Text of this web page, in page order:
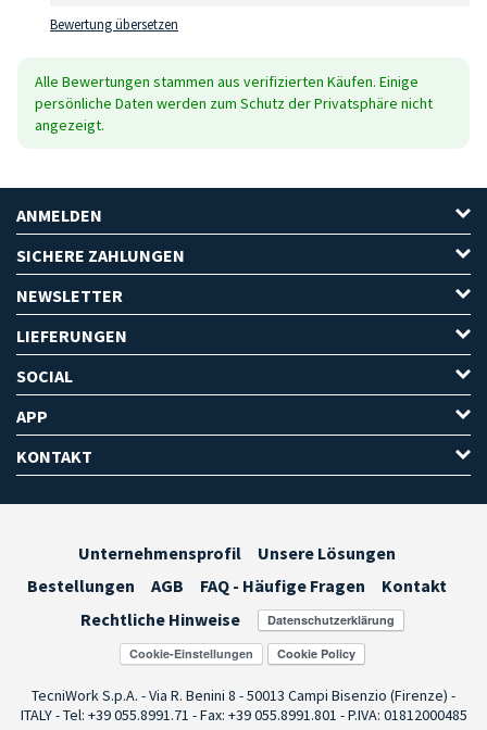
Bewertung übersetzen
Alle Bewertungen stammen aus verifizierten Käufen. Einige
persönliche Daten werden zum Schutz der Privatsphäre nicht
angezeigt.
ANMELDEN
SICHERE ZAHLUNGEN
NEWSLETTER
LIEFERUNGEN
SOCIAL
APP
KONTAKT
Unternehmensprofil
Unsere Lösungen
Bestellungen
AGB FAQ - Häufige Fragen
Kontakt
Rechtliche Hinweise
Cookie-Einstellungen
TecniWork S.p.A. - Via R. Benini 8 - 50013 Campi Bisenzio (Firenze) -
ITALY - Tel: +39 055.8991.71 - Fax: +39 055.8991.801 - P.IVA: 01812000485